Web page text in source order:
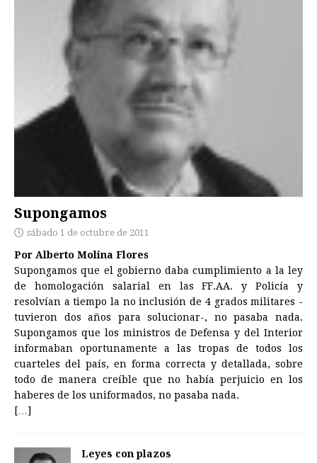
Supongamos
sábado 1 de octubre de 2011
Por Alberto Molina Flores
Supongamos que el gobierno daba cumplimiento a la ley
de homologación salarial en las FF.AA. y Policía y
resolvían a tiempo la no inclusión de 4 grados militares -
tuvieron dos años para solucionar-, no pasaba nada.
Supongamos que los ministros de Defensa y del Interior
informaban oportunamente a las tropas de todos los
cuarteles del país, en forma correcta y detallada, sobre
todo de manera creíble que no había perjuicio en los
haberes de los uniformados, no pasaba nada.
[…]
Leyes con plazos